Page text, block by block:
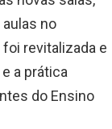
no
revitalizada e
a prática
do Ensino